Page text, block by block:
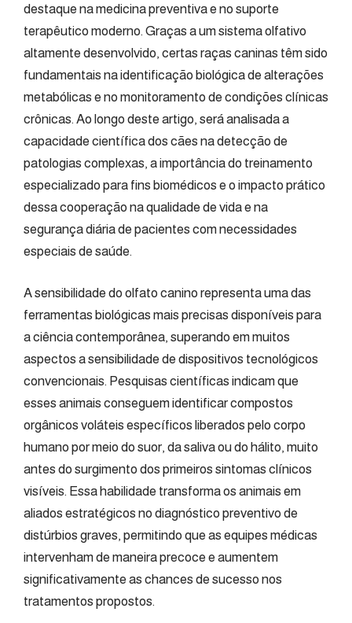
destaque na medicina preventiva e no suporte
terapêutico moderno. Graças a um sistema olfativo
altamente desenvolvido, certas raças caninas têm sido
fundamentais na identificação biológica de alterações
metabólicas e no monitoramento de condições clínicas
crônicas. Ao longo deste artigo, será analisada a
capacidade científica dos cães na detecção de
patologias complexas, a importância do treinamento
especializado para fins biomédicos e o impacto prático
dessa cooperação na qualidade de vida e na
segurança diária de pacientes com necessidades
especiais de saúde.
A sensibilidade do olfato canino representa uma das
ferramentas biológicas mais precisas disponíveis para
a ciência contemporânea, superando em muitos
aspectos a sensibilidade de dispositivos tecnológicos
convencionais. Pesquisas científicas indicam que
esses animais conseguem identificar compostos
orgânicos voláteis específicos liberados pelo corpo
humano por meio do suor, da saliva ou do hálito, muito
antes do surgimento dos primeiros sintomas clínicos
visíveis. Essa habilidade transforma os animais em
aliados estratégicos no diagnóstico preventivo de
distúrbios graves, permitindo que as equipes médicas
intervenham de maneira precoce e aumentem
significativamente as chances de sucesso nos
tratamentos propostos.